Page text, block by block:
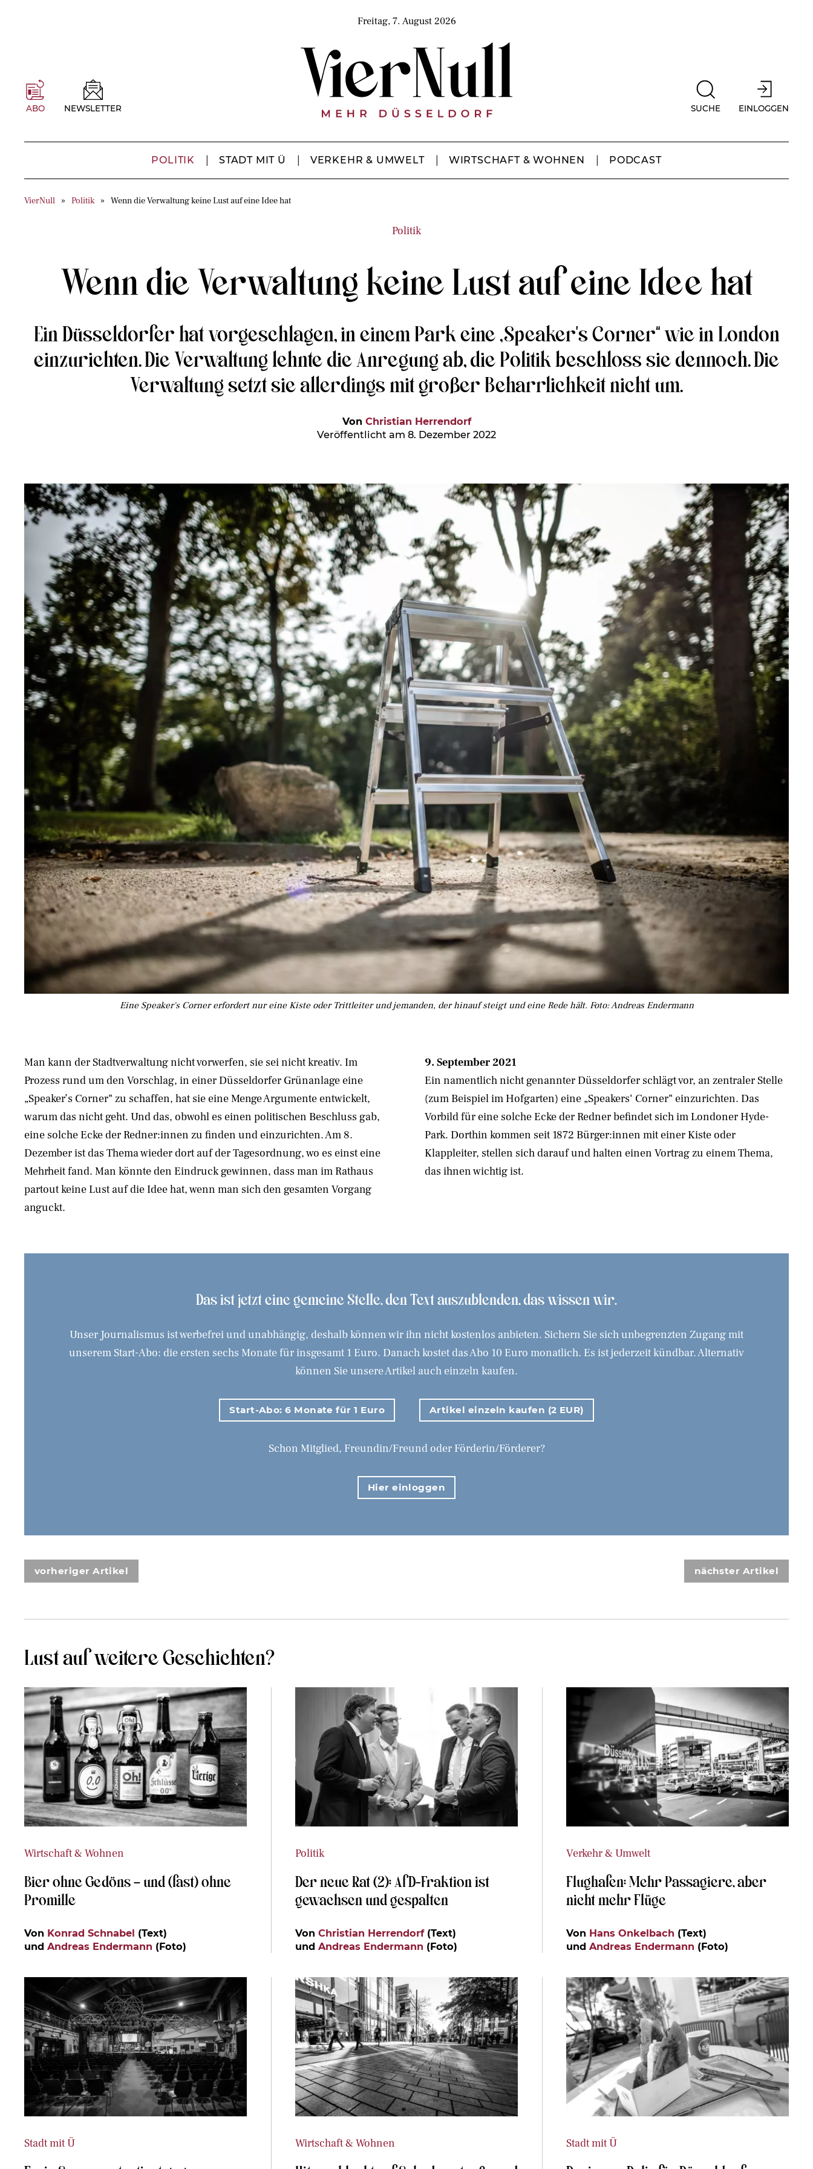
Freitag, 7. August 2026
ABO NEWSLETTER SUCHE EINLOGGEN
POLITIK STADT MIT Ü VERKEHR & UMWELT WIRTSCHAFT & WOHNEN PODCAST
VierNull Politik Wenn die Verwaltung keine Lust auf eine Idee hat
Politik
Wenn die Verwaltung keine Lust auf eine Idee hat
Ein Düsseldorfer hat vorgeschlagen, in einem Park eine „Speaker’s Corner“ wie in London
einzurichten. Die Verwaltung lehnte die Anregung ab, die Politik beschloss sie dennoch. Die
Verwaltung setzt sie allerdings mit großer Beharrlichkeit nicht um.
Von Christian Herrendorf
Veröffentlicht am 8. Dezember 2022
Eine Speaker's Corner erfordert nur eine Kiste oder Trittleiter und jemanden, der hinauf steigt und eine Rede hält. Foto: Andreas Endermann
Man kann der Stadtverwaltung nicht vorwerfen, sie sei nicht kreativ. Im
Prozess rund um den Vorschlag, in einer Düsseldorfer Grünanlage eine
„Speaker’s Corner“ zu schaffen, hat sie eine Menge Argumente entwickelt,
warum das nicht geht. Und das, obwohl es einen politischen Beschluss gab,
eine solche Ecke der Redner:innen zu finden und einzurichten. Am 8.
Dezember ist das Thema wieder dort auf der Tagesordnung, wo es einst eine
Mehrheit fand. Man könnte den Eindruck gewinnen, dass man im Rathaus
partout keine Lust auf die Idee hat, wenn man sich den gesamten Vorgang
anguckt.
9. September 2021
Ein namentlich nicht genannter Düsseldorfer schlägt vor, an zentraler Stelle
(zum Beispiel im Hofgarten) eine „Speakers‘ Corner“ einzurichten. Das
Vorbild für eine solche Ecke der Redner befindet sich im Londoner Hyde-
Park. Dorthin kommen seit 1872 Bürger:innen mit einer Kiste oder
Klappleiter, stellen sich darauf und halten einen Vortrag zu einem Thema,
das ihnen wichtig ist.
Das ist jetzt eine gemeine Stelle, den Text auszublenden, das wissen wir.
Unser Journalismus ist werbefrei und unabhängig, deshalb können wir ihn nicht kostenlos anbieten. Sichern Sie sich unbegrenzten Zugang mit
unserem Start-Abo: die ersten sechs Monate für insgesamt 1 Euro. Danach kostet das Abo 10 Euro monatlich. Es ist jederzeit kündbar. Alternativ
können Sie unsere Artikel auch einzeln kaufen.
Start-Abo: 6 Monate für 1 Euro Artikel einzeln kaufen (2 EUR)
Schon Mitglied, Freundin/Freund oder Förderin/Förderer?
Hier einloggen
vorheriger Artikel nächster Artikel
Lust auf weitere Geschichten?
Wirtschaft & Wohnen
Bier ohne Gedöns – und (fast) ohne
Promille
Von Konrad Schnabel (Text)
und Andreas Endermann (Foto)
Politik
Der neue Rat (2): AfD-Fraktion ist
gewachsen und gespalten
Von Christian Herrendorf(Text)
und Andreas Endermann (Foto)
Verkehr & Umwelt
Flughafen: Mehr Passagiere, aber
nicht mehr Flüge
Von Hans Onkelbach (Text)
und Andreas Endermann (Foto)
Stadt mit Ü Wirtschaft & Wohnen Stadt mit Ü